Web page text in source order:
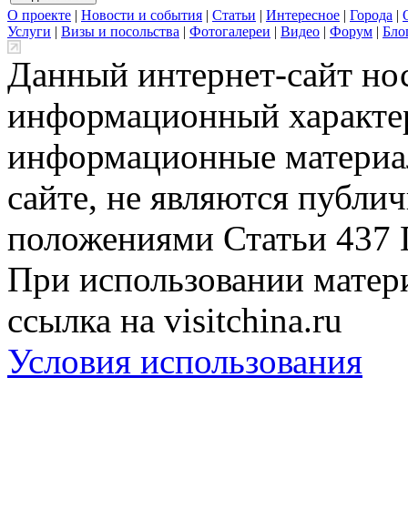
О проекте | Новости и события | Статьи | Интересное | Города |
Услуги | Визы и посольства | Фотогалереи | Видео | Форум |
Данный интернет-сайт
информационный
информационные
сайте, не являются
положениями Статьи 437
При использовании
ссылка на visitchina.ru
Условия использования